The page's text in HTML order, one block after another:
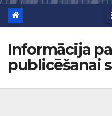
Informācija
publicēšanai